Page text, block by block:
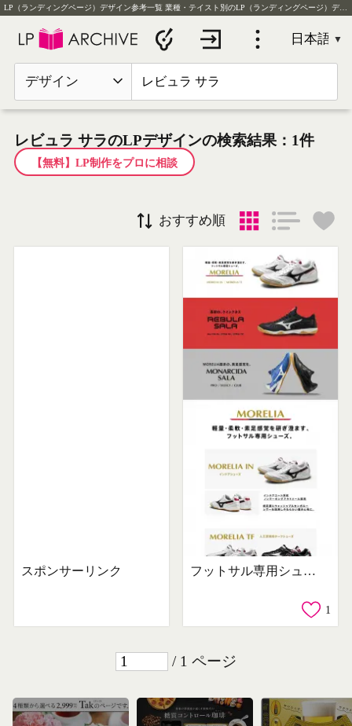
LP（ランディングページ）デザイン参考一覧 業種・テイスト別のLP（ランディングページ）デザイン実例を毎日更新
デザイン
レビュラ サラのLPデザインの検索結果：1件
【無料】LP制作をプロに相談
おすすめ順
スポンサーリンク フットサル専用シューズ
1
/ 1 ページ